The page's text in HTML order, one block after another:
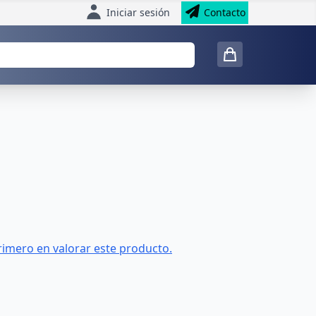
Iniciar sesión Contacto
en valorar este producto.